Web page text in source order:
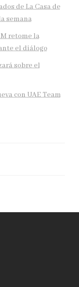
de La Casa de
semana
retome la
el diálogo
sobre el
con UAE Team